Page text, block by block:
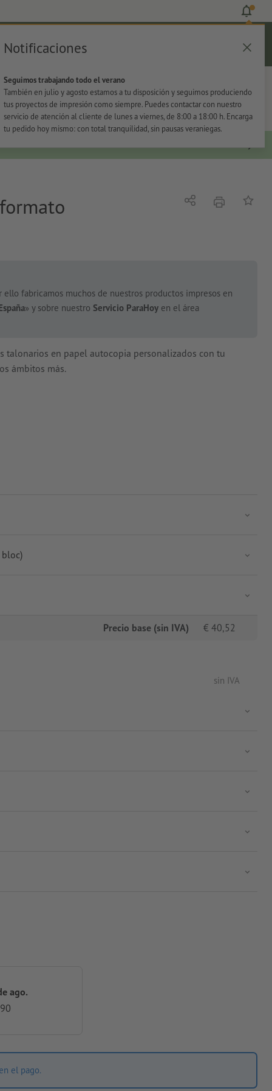
Notificaciones
Seguimos trabajando todo el verano
También en julio y agosto estamos a tu disposición y seguimos produciendo
tus proyectos de impresión como siempre. Puedes contactar con nuestro
servicio de atención al cliente de lunes a viernes, de 8:00 a 18:00 h. Encarga
tu pedido hoy mismo: con total tranquilidad, sin pausas veraniegas.
Cesta
Oficina Adhesivos
fabricamos muchos de nuestros productos impresos en
» y sobre nuestro Servicio ParaHoy en el área
talonarios en papel autocopia personalizados con tu
ámbitos más.
CompartirimprimirAñadir
Precio base (sin IVA) € 40,52
sin IVA
ago.
el pago.